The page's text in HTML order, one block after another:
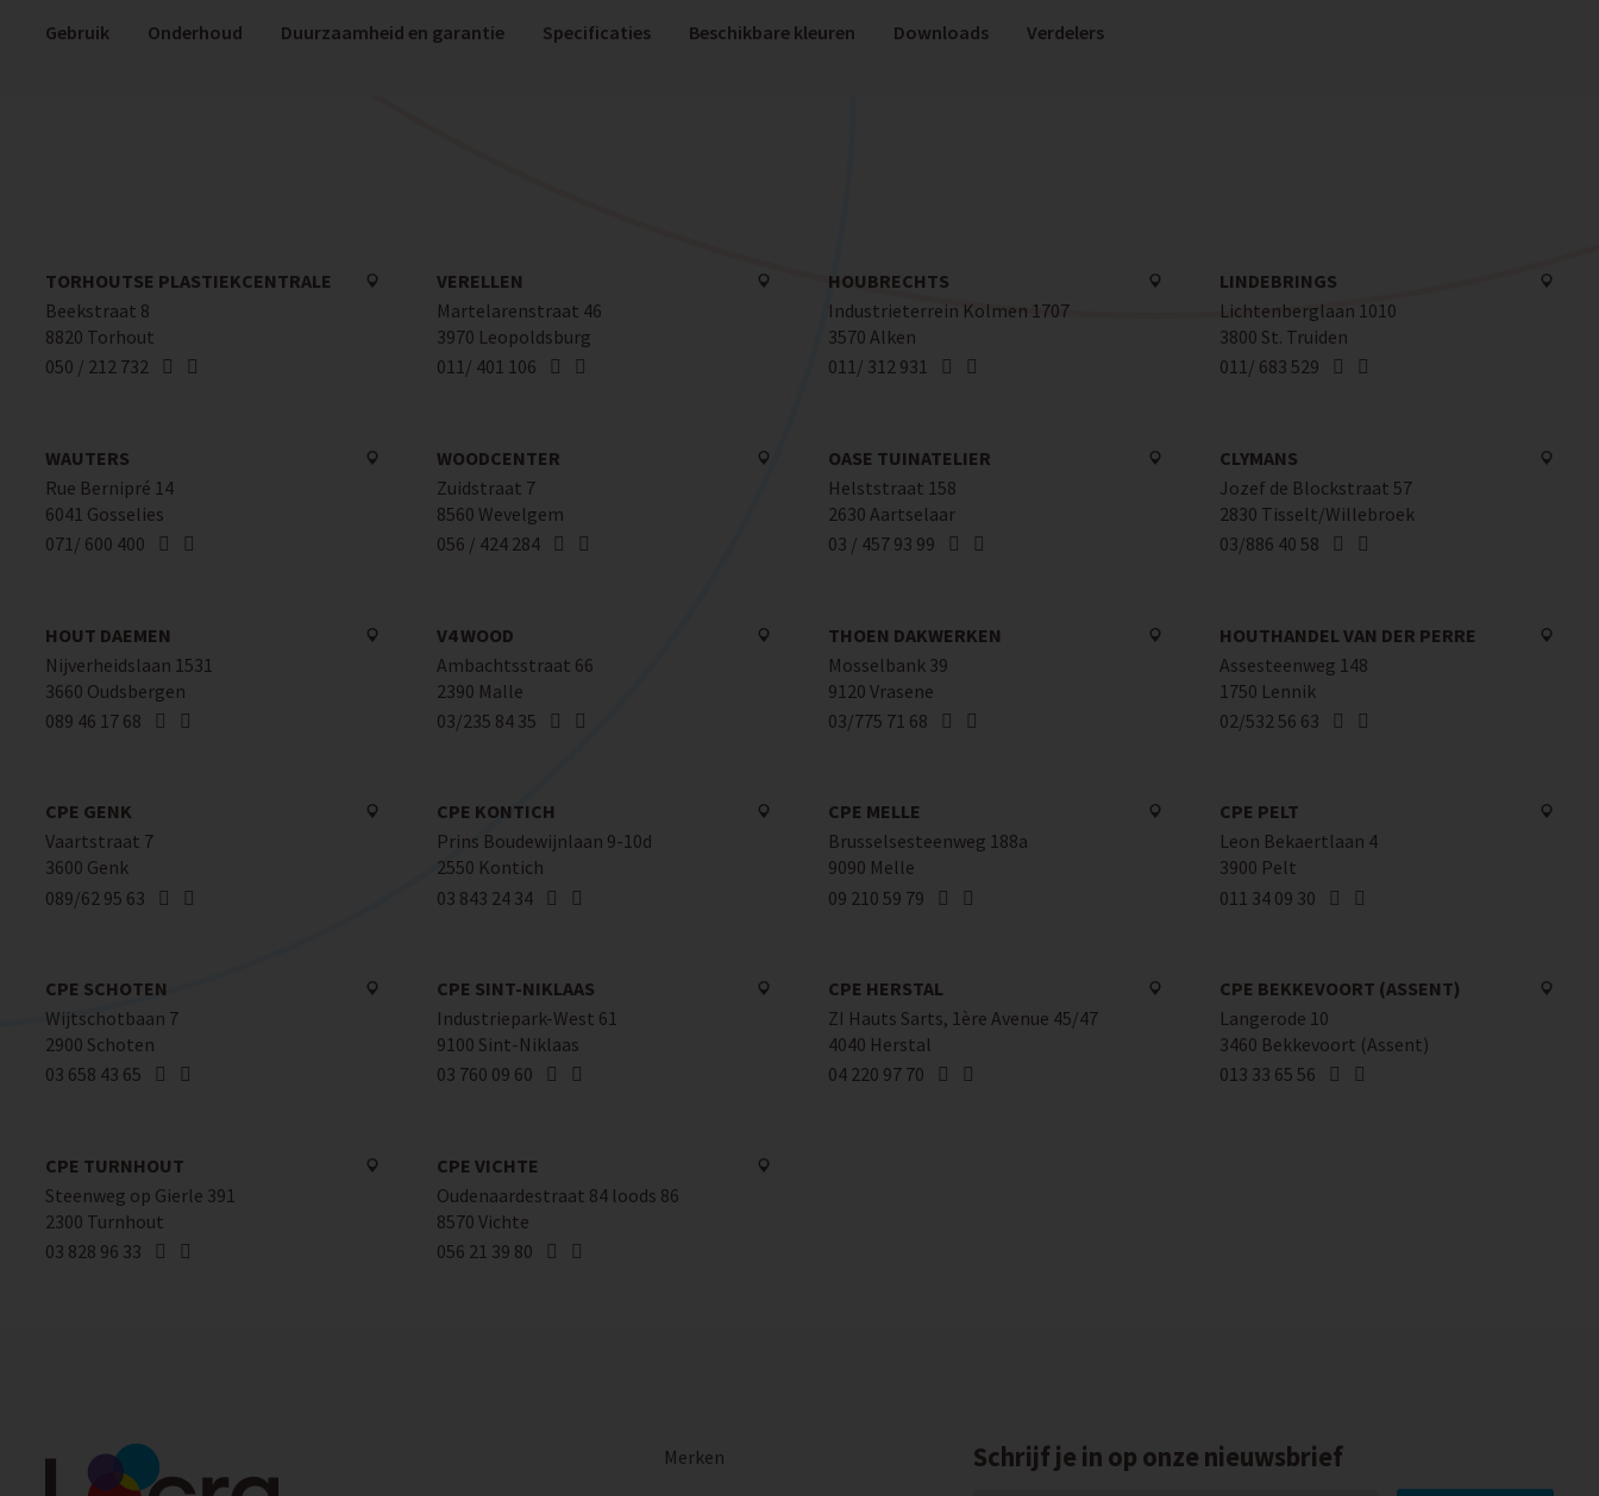
Gebruik Onderhoud Duurzaamheid en garantie Specificaties Beschikbare kleuren Downloads Verdelers
TORHOUTSE PLASTIEKCENTRALE
Beekstraat 8
8820 Torhout
050 / 212 732
VERELLEN
Martelarenstraat 46
3970 Leopoldsburg
011/ 401 106
HOUBRECHTS
Industrieterrein Kolmen 1707
3570 Alken
011/ 312 931
LINDEBRINGS
Lichtenberglaan 1010
3800 St. Truiden
011/ 683 529
WAUTERS
Rue Bernipré 14
6041 Gosselies
071/ 600 400
WOODCENTER
Zuidstraat 7
8560 Wevelgem
056 / 424 284
OASE TUINATELIER
Helststraat 158
2630 Aartselaar
03 / 457 93 99
CLYMANS
Jozef de Blockstraat 57
2830 Tisselt/Willebroek
03/886 40 58
HOUT DAEMEN
Nijverheidslaan 1531
3660 Oudsbergen
089 46 17 68
V4 WOOD
Ambachtsstraat 66
2390 Malle
03/235 84 35
THOEN DAKWERKEN
Mosselbank 39
9120 Vrasene
03/775 71 68
HOUTHANDEL VAN DER PERRE
Assesteenweg 148
1750 Lennik
02/532 56 63
CPE GENK
Vaartstraat 7
3600 Genk
089/62 95 63
CPE KONTICH
Prins Boudewijnlaan 9-10d
2550 Kontich
03 843 24 34
CPE MELLE
Brusselsesteenweg 188a
9090 Melle
09 210 59 79
CPE PELT
Leon Bekaertlaan 4
3900 Pelt
011 34 09 30
CPE SCHOTEN
Wijtschotbaan 7
2900 Schoten
03 658 43 65
CPE SINT-NIKLAAS
Industriepark-West 61
9100 Sint-Niklaas
03 760 09 60
CPE HERSTAL
ZI Hauts Sarts, 1ère Avenue 45/47
4040 Herstal
04 220 97 70
CPE BEKKEVOORT (ASSENT)
Langerode 10
3460 Bekkevoort (Assent)
013 33 65 56
CPE TURNHOUT
Steenweg op Gierle 391
2300 Turnhout
03 828 96 33
CPE VICHTE
Oudenaardestraat 84 loods 86
8570 Vichte
056 21 39 80
Merken Schrijf je in op onze nieuwsbrief